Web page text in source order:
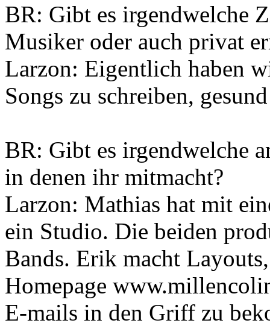
BR: Gibt es irgendwelche
Musiker oder auch privat
Larzon: Eigentlich haben
Songs zu schreiben,
BR: Gibt es irgendwelche
in denen ihr mitmacht?
Larzon: Mathias hat mit
ein Studio. Die beiden
Bands. Erik macht
Homepage
E-mails in den Griff zu